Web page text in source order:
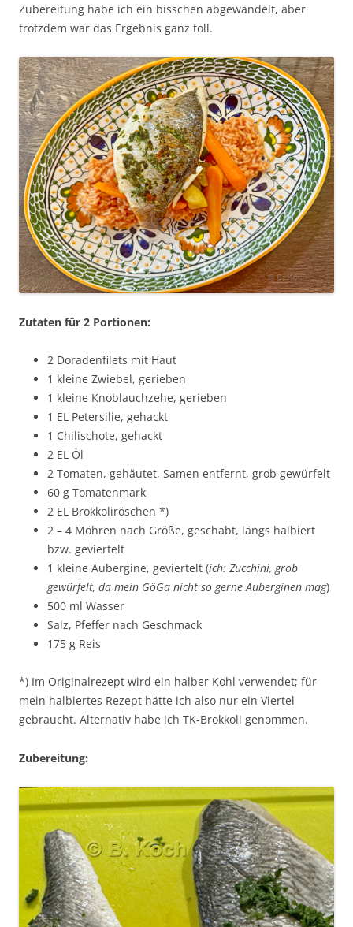
Zubereitung habe ich ein bisschen abgewandelt, aber
trotzdem war das Ergebnis ganz toll.
Zutaten für 2 Portionen:
2 Doradenfilets mit Haut
1 kleine Zwiebel, gerieben
1 kleine Knoblauchzehe, gerieben
1 EL Petersilie, gehackt
1 Chilischote, gehackt
2 EL Öl
2 Tomaten, gehäutet, Samen entfernt, grob gewürfelt
60 g Tomatenmark
2 EL Brokkoliröschen *)
2 – 4 Möhren nach Größe, geschabt, längs halbiert
bzw. geviertelt
1 kleine Aubergine, geviertelt (ich: Zucchini, grob
gewürfelt, da mein GöGa nicht so gerne Auberginen mag)
500 ml Wasser
Salz, Pfeffer nach Geschmack
175 g Reis
*) Im Originalrezept wird ein halber Kohl verwendet; für
mein halbiertes Rezept hätte ich also nur ein Viertel
gebraucht. Alternativ habe ich TK-Brokkoli genommen.
Zubereitung: